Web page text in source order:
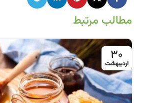
مطالب مرتبط
30
اردیبهشت